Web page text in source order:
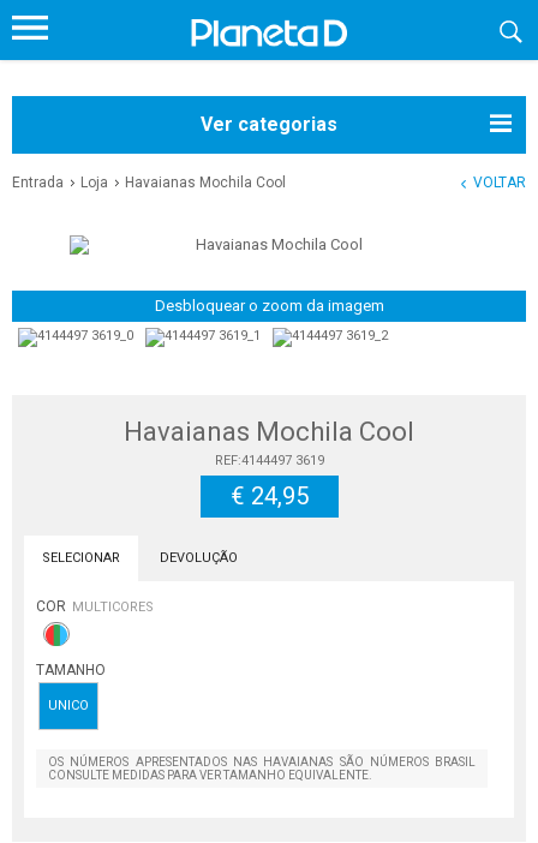
Ver categorias
Entrada Loja Havaianas Mochila Cool VOLTAR
Desbloquear o zoom da imagem
Havaianas Mochila Cool
REF:4144497 3619
€ 24,95
SELECIONAR DEVOLUÇÃO
COR MULTICORES
TAMANHO
UNICO
OS NÚMEROS APRESENTADOS NAS HAVAIANAS SÃO NÚMEROS BRASIL
CONSULTE MEDIDAS PARA VER TAMANHO EQUIVALENTE.